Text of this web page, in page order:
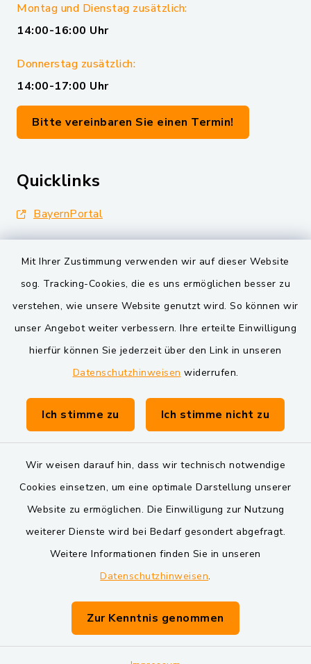
Mit Ihrer Zustimmung verwenden wir auf dieser Website
sog. Tracking-Cookies, die es uns ermöglichen besser zu
verstehen, wie unsere Website genutzt wird. So können wir
unser Angebot weiter verbessern. Ihre erteilte Einwilligung
hierfür können Sie jederzeit über den Link in unseren
Datenschutzhinweisen widerrufen.
Ich stimme zu Ich stimme nicht zu
Wir weisen darauf hin, dass wir technisch notwendige
Cookies einsetzen, um eine optimale Darstellung unserer
Website zu ermöglichen. Die Einwilligung zur Nutzung
weiterer Dienste wird bei Bedarf gesondert abgefragt.
Weitere Informationen finden Sie in unseren
Datenschutzhinweisen.
Zur Kenntnis genommen
Montag und Dienstag zusätzlich:
14:00-16:00 Uhr
Donnerstag zusätzlich:
14:00-17:00 Uhr
Bitte vereinbaren Sie einen Termin!
Quicklinks
BayernPortal
Landkreis Schwandorf
VG und Gemeinden
Markt Schwarzenfeld
Gemeinde Schwarzach bei Nabburg
Verwaltungsgemeinschaft Schwarzenfeld
Barrierefreiheit
Impressum